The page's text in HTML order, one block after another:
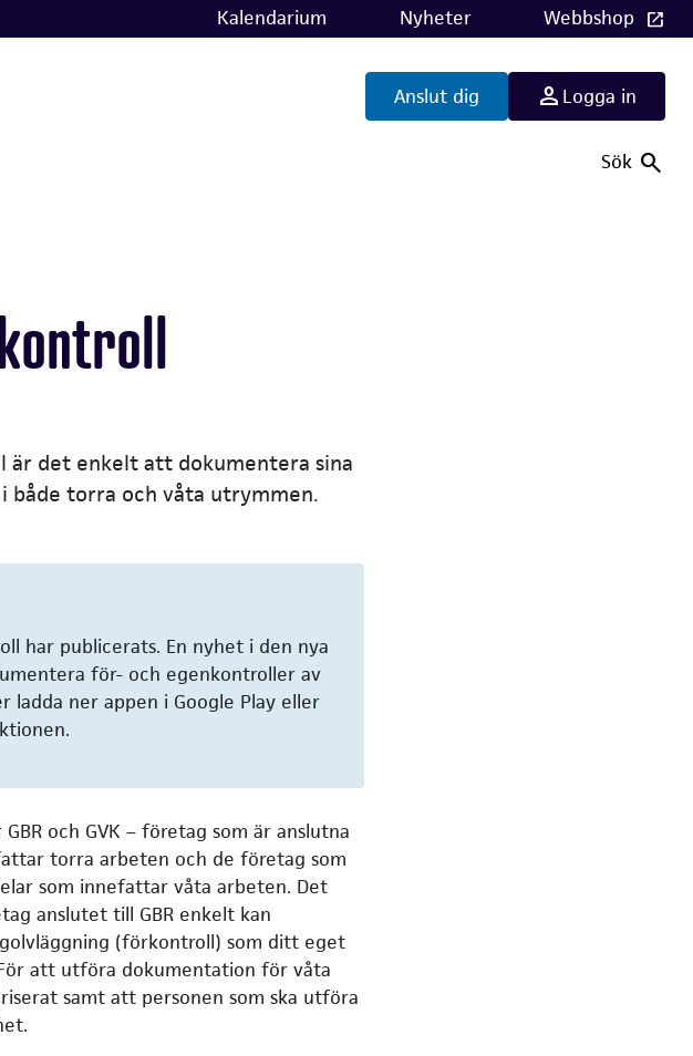
Kalendarium Nyheter Webbshop
Anslut dig Logga in
Sök
är det enkelt att dokumentera sina
torra och våta utrymmen.
har publicerats. En nyhet i den nya
för- och egenkontroller av
ladda ner appen i Google Play eller
och GVK – företag som är anslutna
torra arbeten och de företag som
som innefattar våta arbeten. Det
anslutet till GBR enkelt kan
(förkontroll) som ditt eget
att utföra dokumentation för våta
samt att personen som ska utföra